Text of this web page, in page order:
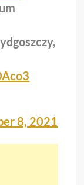
8, 2021